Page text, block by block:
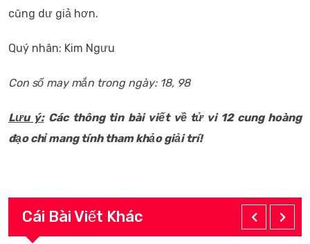
cũng dư giả hơn.
Quý nhân: Kim Ngưu
Con số may mắn trong ngày: 18, 98
Lưu ý: Các thông tin bài viết về tử vi 12 cung hoàng
đạo chỉ mang tính tham khảo giải trí!
Cái Bài Viết Khác